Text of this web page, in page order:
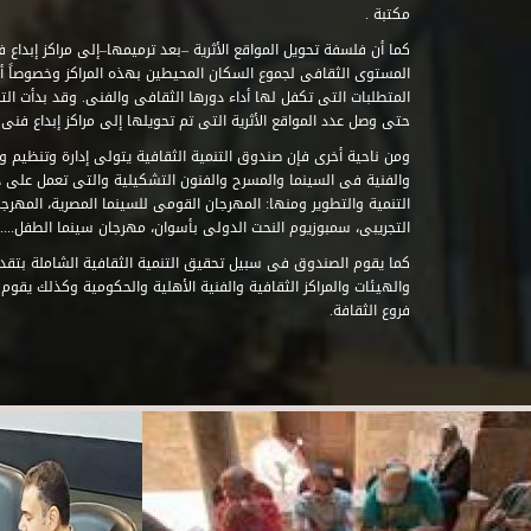
مكتبة .
كما أن فلسفة تحويل المواقع الأثرية –بعد ترميمها–إلى مراكز
المستوى الثقافى لجموع السكان المحيطين بهذه المراكز وخصوصاً
حتى وصل عدد المواقع الأثرية التى تم تحويلها إلى مراكز إبداع فنى تابعة
ومن ناحية أخرى فإن صندوق التنمية الثقافية يتولى إدارة وتنظيم
والفنية فى السينما والمسرح والفنون التشكيلية والتى تعمل
التنمية والتطوير ومنها: المهرجان القومى للسينما المصرية،
التجريبى، سمبوزيوم النحت الدولى بأسوان، مهرجان سينما
كما يقوم الصندوق فى سبيل تحقيق التنمية الثقافية الشاملة
والهيئات والمراكز الثقافية والفنية الأهلية والحكومية وكذلك
فروع الثقافة.